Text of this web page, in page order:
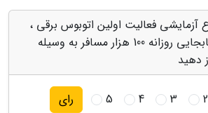
آزمایشی فعالیت اولین اتوبوس برقی ،
برنامه ریزی برای جابجایی روزانه 100 هزار مسافر به وسیله
دهید
2
3
4
5 رای